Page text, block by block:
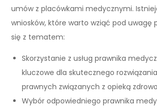
umów z placówkami medycznymi.
wniosków, które warto wziąć pod uwagę
się z tematem:
Skorzystanie z usług prawnika
kluczowe dla skutecznego
prawnych związanych z opieką
Wybór odpowiedniego prawnika